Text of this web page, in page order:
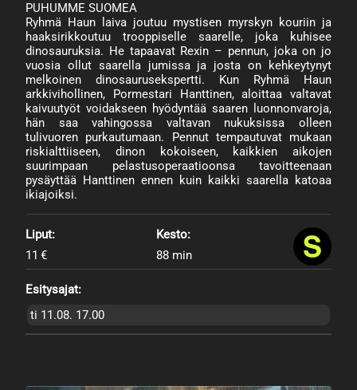
PUHUMME SUOMEA
Ryhmä Haun laiva joutuu mystisen myrskyn kouriin ja
haaksirikkoutuu trooppiselle saarelle, joka kuhisee
dinosauruksia. He tapaavat Rexin – pennun, joka on jo
vuosia ollut saarella jumissa ja josta on kehkeytynyt
melkoinen dinosaurusekspertti. Kun Ryhmä Haun
arkkivihollinen, Pormestari Hanttinen, aloittaa valtavat
kaivuutyöt voidakseen hyödyntää saaren luonnonvaroja,
hän saa vahingossa valtavan nukuksissa olleen
tulivuoren purkautumaan. Pennut tempautuvat mukaan
riskialttiiseen, dinon kokoiseen, kaikkien aikojen
suurimpaan pelastusoperaatioonsa tavoitteenaan
pysäyttää Hanttinen ennen kuin kaikki saarella katoaa
ikiajoiksi.
Liput:
11 €
Kesto:
88 min
Esitysajat:
ti 11.08. 17.00